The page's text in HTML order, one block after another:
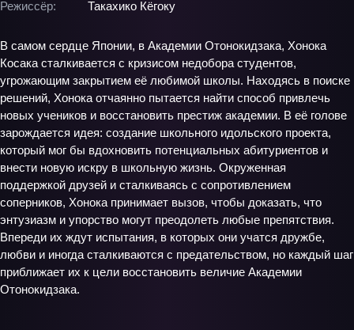
Режиссёр: Такахико Кёгоку
В самом сердце Японии, в Академии Отонокидзака, Хонока
Косака сталкивается с кризисом недобора студентов,
угрожающим закрытием её любимой школы. Находясь в поиске
решений, Хонока отчаянно пытается найти способ привлечь
новых учеников и восстановить престиж академии. В её голове
зарождается идея: создание школьного идольского проекта,
который мог бы вдохновить потенциальных абитуриентов и
внести новую искру в школьную жизнь. Окруженная
поддержкой друзей и сталкиваясь с сопротивлением
соперников, Хонока принимает вызов, чтобы доказать, что
энтузиазм и упорство могут преодолеть любые препятствия.
Впереди их ждут испытания, в которых они учатся дружбе,
любви и иногда сталкиваются с предательством, но каждый шаг
приближает их к цели восстановить величие Академии
Отонокидзака.